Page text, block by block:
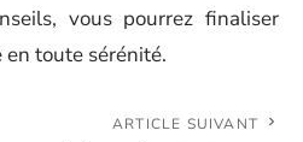
vous pourrez finaliser
toute sérénité.
ARTICLE SUIVANT